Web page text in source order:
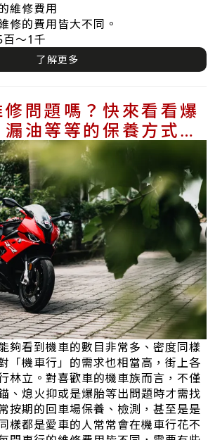
維修費用
修的費用皆大不同。
～1千
了解更多
問題嗎？快來看看爆
油等等的保養方式和
夠看到機車的數目非常多、密度同樣
「機車行」的需求也相當高，街上各
林立。對喜歡車的機車族而言，不僅
、熄火抑或是爆胎等出問題時才需找
按期的回車場保養、檢測，甚至是是
樣都是愛車的人常常會在機車行花不